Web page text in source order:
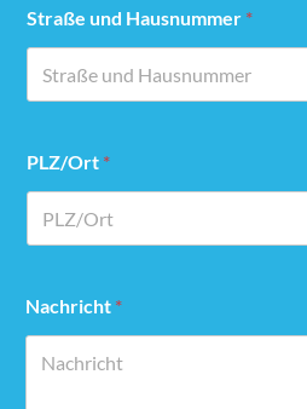
Straße und Hausnummer *
PLZ/Ort *
Nachricht *